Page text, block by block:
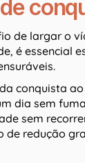
de largar o
é essencial
conquista
dia sem
sem
de redução